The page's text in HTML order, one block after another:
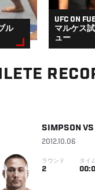
ル
UFC ON
マルケス
ュー
SIMPSON VS
2012.10.06
ラウンド
2
タイ